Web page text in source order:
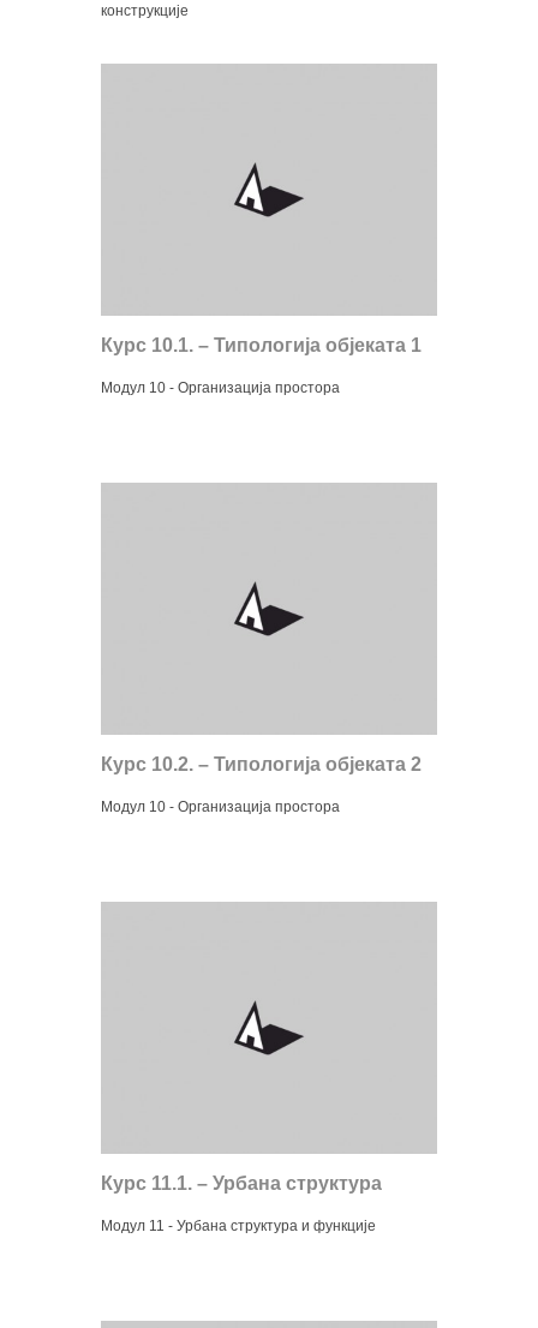
конструкције
Курс 10.1. – Типологија објеката 1
Модул 10 - Организација простора
Курс 10.2. – Типологија објеката 2
Модул 10 - Организација простора
Курс 11.1. – Урбана структура
Модул 11 - Урбана структура и функције